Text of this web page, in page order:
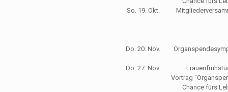
So. 19. Okt.
Do. 20. Nov.
Do. 27. Nov.
Vortrag
Chance fürs